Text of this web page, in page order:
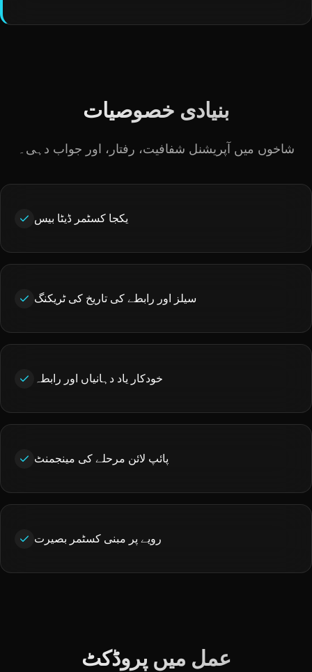
بنیادی خصوصیات
شاخوں میں آپریشنل شفافیت، رفتار، اور جواب دہی۔
یکجا کسٹمر ڈیٹا بیس
سیلز اور رابطے کی تاریخ کی ٹریکنگ
خودکار یاد دہانیاں اور رابطہ
پائپ لائن مرحلے کی مینجمنٹ
رویے پر مبنی کسٹمر بصیرت
عمل میں پروڈکٹ